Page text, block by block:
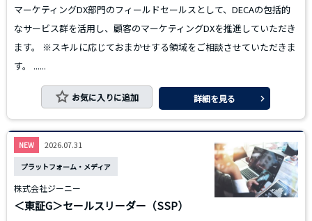
マーケティングDX部門のフィールドセールスとして、DECAの包括的
なサービス群を活用し、顧客のマーケティングDXを推進していただき
ます。 ※スキルに応じておまかせする領域をご相談させていただきま
す。 ......
お気に入りに追加 詳細を見る
NEW 2026.07.31
プラットフォーム・メディア
株式会社ジーニー
＜東証G＞セールスリーダー（SSP）